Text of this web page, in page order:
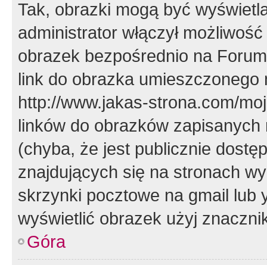
Tak, obrazki mogą być
administrator włączył
obrazek bezpośrednio na
link do obrazka
http://www.jakas-strona.com/
linków do obrazków
(chyba, że jest publicznie
znajdujących się na stronach
skrzynki pocztowe na gmail lub
wyświetlić obrazek użyj
Góra